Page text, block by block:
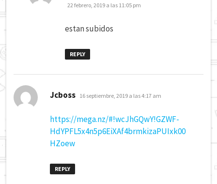
22 febrero, 2019 a las 11:05 pm
estan subidos
REPLY
Jcboss dice:
16 septiembre, 2019 a las 4:17 am
https://mega.nz/#!wcJhGQwY!GZWF-
HdYPFL5x4n5p6EiXAf4brmkizaPUIxk00
HZoew
REPLY